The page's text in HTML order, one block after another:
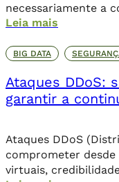
necessariamente a
direta.
Leia mais
BIG DATA
Ataques DDoS:
garantir a
Ataques DDoS
comprometer desde
virtuais,